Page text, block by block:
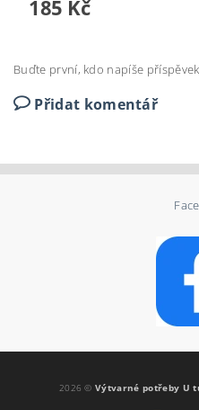
185 Kč
Buďte první, kdo napíše
Přidat komentář
2026 ©Výtvarné potřeby U